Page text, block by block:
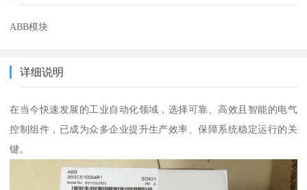
ABB模块
详细说明
在当今快速发展的工业自动化领域，选择可靠、高效且智能的电气
控制组件，已成为众多企业提升生产效率、保障系统稳定运行的关
键。